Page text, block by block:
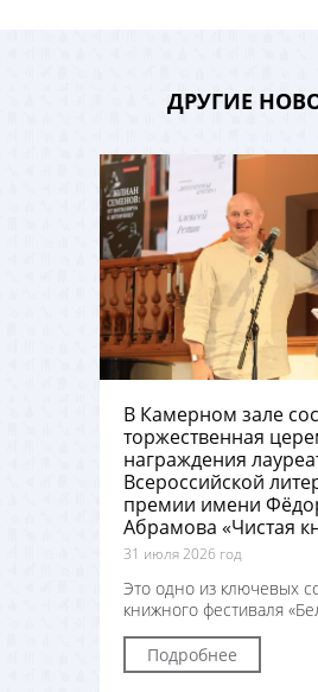
ДРУГИЕ
В Камерном зале
торжественная
награждения
Всероссийской
премии имени
Абрамова «Чистая
31 июля 2026 год
Это одно из ключевых
книжного фестиваля
Подробнее